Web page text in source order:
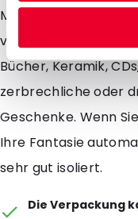
Möglichkeiten. Mit
verschicken Sie
Bücher, Keramik,
zerbrechliche oder
Geschenke. Wenn
Ihre Fantasie
sehr gut isoliert.
Die Verpackung